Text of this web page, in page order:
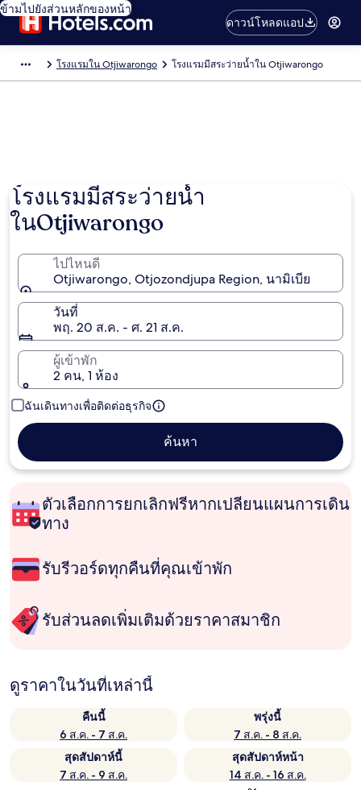
ข้ามไปยังส่วนหลักของหน้า
ดาวน์โหลดแอป
โรงแรมใน Otjiwarongo โรงแรมมีสระว่ายน้ำใน Otjiwarongo
โรงแรมมีสระว่ายน้ำ
ในOtjiwarongo
ไปไหนดี
Otjiwarongo, Otjozondjupa Region, นามิเบีย
วันที่
พฤ. 20 ส.ค. - ศ. 21 ส.ค.
ผู้เข้าพัก
2 คน, 1 ห้อง
ฉันเดินทางเพื่อติดต่อธุรกิจ
ค้นหา
ตัวเลือกการยกเลิกฟรีหากเปลี่ยนแผนการเดิน
ทาง
รับรีวอร์ดทุกคืนที่คุณเข้าพัก
รับส่วนลดเพิ่มเติมด้วยราคาสมาชิก
ดูราคาในวันที่เหล่านี้
คืนนี้
6 ส.ค. - 7 ส.ค.
พรุ่งนี้
7 ส.ค. - 8 ส.ค.
สุดสัปดาห์นี้
7 ส.ค. - 9 ส.ค.
สุดสัปดาห์หน้า
14 ส.ค. - 16 ส.ค.